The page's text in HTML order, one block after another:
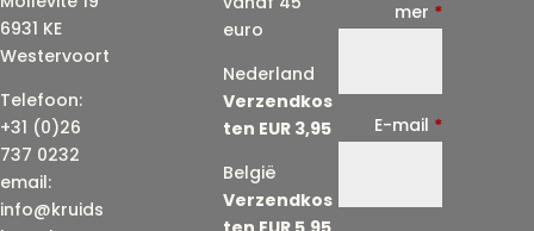
6931 KE
Westervoort
Telefoon:
+31 (0)26
737 0232
email:
info@kruids
euro
Nederland
Verzendkos
ten EUR 3,95
België
Verzendkos
mer *
E-mail *